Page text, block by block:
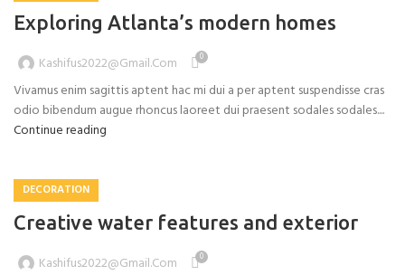
Exploring Atlanta’s modern homes
Kashifus2022@gmail.com 0
Vivamus enim sagittis aptent hac mi dui a per aptent suspendisse cras
odio bibendum augue rhoncus laoreet dui praesent sodales sodales....
Continue reading
DECORATION
Creative water features and exterior
Kashifus2022@gmail.com 0